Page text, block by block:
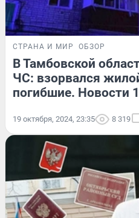
СТРАНА И МИР ОБЗОР
В Тамбовской
ЧС: взорвался
погибшие. Новости
19 октября, 2024, 23:35 8 319